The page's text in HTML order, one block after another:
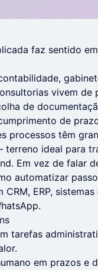
faz sentido
vivem de
de
de
processos têm
terreno ideal para
Em vez de falar
automatizar
CRM, ERP,
tarefas
em prazos e